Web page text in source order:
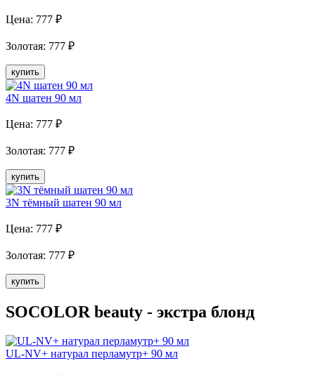
Цена: 777 ₽
Золотая: 777 ₽
купить
4N шатен 90 мл
Цена: 777 ₽
Золотая: 777 ₽
купить
3N тёмный шатен 90 мл
Цена: 777 ₽
Золотая: 777 ₽
купить
SOCOLOR beauty - экстра блонд
UL-NV+ натурал перламутр+ 90 мл